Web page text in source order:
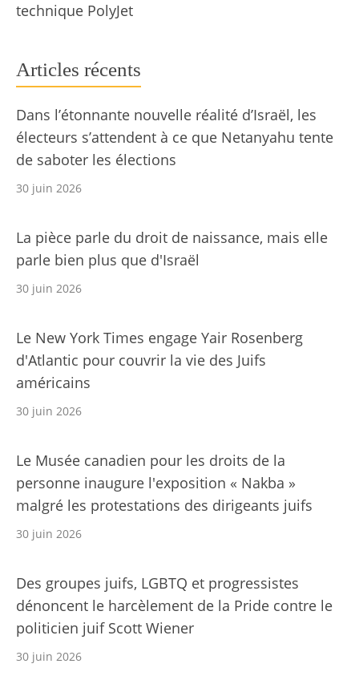
technique PolyJet
Articles récents
Dans l’étonnante nouvelle réalité d’Israël, les
électeurs s’attendent à ce que Netanyahu tente
de saboter les élections
30 juin 2026
La pièce parle du droit de naissance, mais elle
parle bien plus que d'Israël
30 juin 2026
Le New York Times engage Yair Rosenberg
d'Atlantic pour couvrir la vie des Juifs
américains
30 juin 2026
Le Musée canadien pour les droits de la
personne inaugure l'exposition « Nakba »
malgré les protestations des dirigeants juifs
30 juin 2026
Des groupes juifs, LGBTQ et progressistes
dénoncent le harcèlement de la Pride contre le
politicien juif Scott Wiener
30 juin 2026